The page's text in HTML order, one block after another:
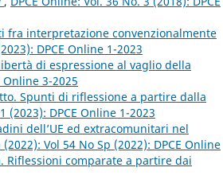
fra interpretazione convenzionalmente
DPCE Online 1-2023
di espressione al vaglio della
Online 3-2025
Spunti di riflessione a partire dalla
(2023): DPCE Online 1-2023
dell’UE ed extracomunitari nel
Vol 54 No Sp (2022): DPCE Online
Riflessioni comparate a partire dai